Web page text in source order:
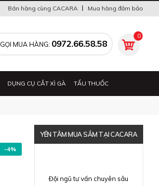
Mua hàng đảm bảo
Bán hàng cùng CACARA
0
GỌI MUA HÀNG: 0972.66.58.58
DỤNG CỤ CẮT XÌ GÀ TẨU THUỐC
-4%
YÊN TÂM MUA SẮM TẠI CACARA
Đã thông báo Bộ Công Thương
Đội ngũ tư vấn chuyên sâu